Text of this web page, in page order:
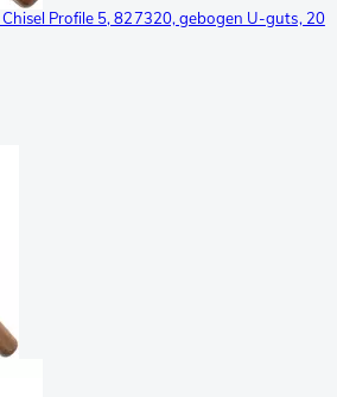
Profile 5, 827320, gebogen U-guts, 20